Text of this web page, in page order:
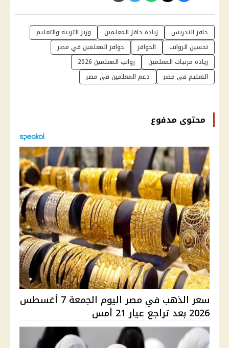
حافز التدريس زيادة حافز المعلمين
وزير التربية والتعليم
تحسين الرواتب
الحوافز
حوافز المعلمين في مصر
زيادة مرتبات المعلمين
رواتب المعلمين 2026
التعليم في مصر
دعم المعلمين في مصر
محتوى مدفوع
سعر الذهب في مصر اليوم الجمعة 7 أغسطس
2026 بعد تراجع عيار 21 أمس